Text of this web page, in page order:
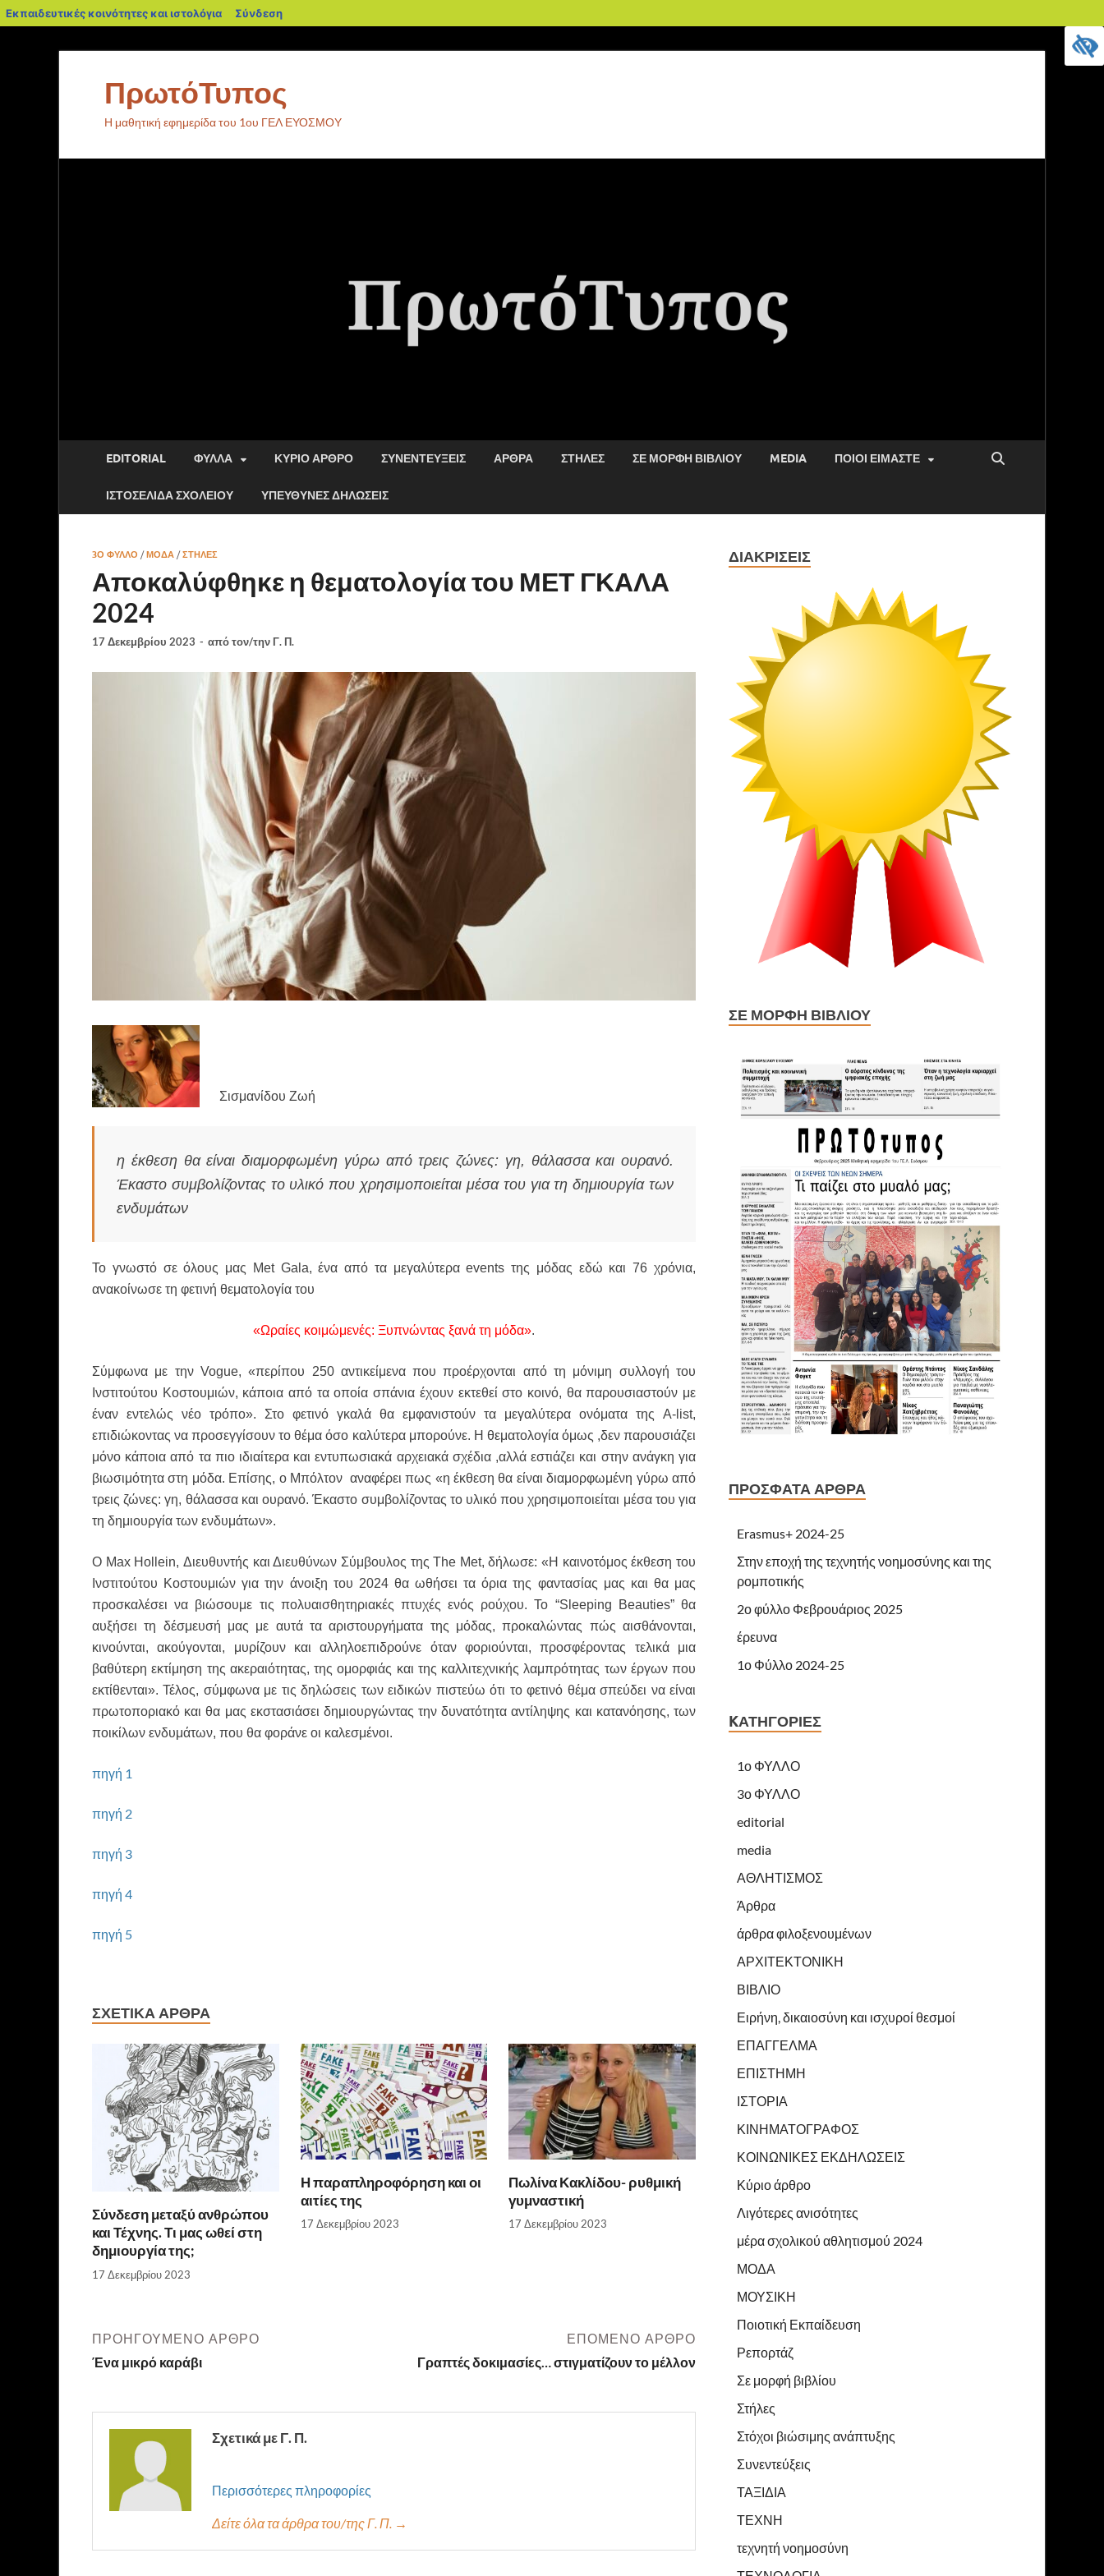
Εκπαιδευτικές κοινότητες και ιστολόγια Σύνδεση
ΠρωτόΤυπος
Η μαθητική εφημερίδα του 1ου ΓΕΛ ΕΥΟΣΜΟΥ
EDITORIAL ΦΎΛΛΑ ΚΎΡΙΟ ΆΡΘΡΟ ΣΥΝΕΝΤΕΎΞΕΙΣ ΆΡΘΡΑ ΣΤΉΛΕΣ ΣΕ ΜΟΡΦΉ ΒΙΒΛΊΟΥ MEDIA ΠΟΙΟΙ ΕΊΜΑΣΤΕ
ΙΣΤΟΣΕΛΊΔΑ ΣΧΟΛΕΊΟΥ ΥΠΕΎΘΥΝΕΣ ΔΗΛΏΣΕΙΣ
3Ο ΦΥΛΛΟ /ΜΟΔΑ /ΣΤΉΛΕΣ
Αποκαλύφθηκε η θεματολογία του ΜΕΤ ΓΚΑΛΑ
2024
17 Δεκεμβρίου 2023 - από τον/την Γ. Π.
Σισμανίδου Ζωή
η έκθεση θα είναι διαμορφωμένη γύρω από τρεις ζώνες: γη, θάλασσα και ουρανό.
Έκαστο συμβολίζοντας το υλικό που χρησιμοποιείται μέσα του για τη δημιουργία των
ενδυμάτων
Το γνωστό σε όλους μας Met Gala, ένα από τα μεγαλύτερα events της μόδας εδώ και 76 χρόνια,
ανακοίνωσε τη φετινή θεματολογία του
«Ωραίες κοιμώμενές: Ξυπνώντας ξανά τη μόδα».
Σύμφωνα με την Vogue, «περίπου 250 αντικείμενα που προέρχονται από τη μόνιμη συλλογή του
Ινστιτούτου Κοστουμιών, κάποια από τα οποία σπάνια έχουν εκτεθεί στο κοινό, θα παρουσιαστούν με
έναν εντελώς νέο τρόπο». Στο φετινό γκαλά θα εμφανιστούν τα μεγαλύτερα ονόματα της A-list,
επιδιώκοντας να προσεγγίσουν το θέμα όσο καλύτερα μπορούνε. Η θεματολογία όμως ,δεν παρουσιάζει
μόνο κάποια από τα πιο ιδιαίτερα και εντυπωσιακά αρχειακά σχέδια ,αλλά εστιάζει και στην ανάγκη για
βιωσιμότητα στη μόδα. Επίσης, ο Μπόλτον αναφέρει πως «η έκθεση θα είναι διαμορφωμένη γύρω από
τρεις ζώνες: γη, θάλασσα και ουρανό. Έκαστο συμβολίζοντας το υλικό που χρησιμοποιείται μέσα του για
τη δημιουργία των ενδυμάτων».
Ο Max Hollein, Διευθυντής και Διευθύνων Σύμβουλος της The Met, δήλωσε: «Η καινοτόμος έκθεση του
Ινστιτούτου Κοστουμιών για την άνοιξη του 2024 θα ωθήσει τα όρια της φαντασίας μας και θα μας
προσκαλέσει να βιώσουμε τις πολυαισθητηριακές πτυχές ενός ρούχου. Το “Sleeping Beauties” θα
αυξήσει τη δέσμευσή μας με αυτά τα αριστουργήματα της μόδας, προκαλώντας πώς αισθάνονται,
κινούνται, ακούγονται, μυρίζουν και αλληλοεπιδρούνε όταν φοριούνται, προσφέροντας τελικά μια
βαθύτερη εκτίμηση της ακεραιότητας, της ομορφιάς και της καλλιτεχνικής λαμπρότητας των έργων που
εκτίθενται». Τέλος, σύμφωνα με τις δηλώσεις των ειδικών πιστεύω ότι το φετινό θέμα σπεύδει να είναι
πρωτοποριακό και θα μας εκστασιάσει δημιουργώντας την δυνατότητα αντίληψης και κατανόησης, των
ποικίλων ενδυμάτων, που θα φοράνε οι καλεσμένοι.
πηγή 1
πηγή 2
πηγή 3
πηγή 4
πηγή 5
ΣΧΕΤΙΚΆ ΆΡΘΡΑ
Σύνδεση μεταξύ ανθρώπου
και Τέχνης. Τι μας ωθεί στη
δημιουργία της;
17 Δεκεμβρίου 2023
Η παραπληροφόρηση και οι
αιτίες της
17 Δεκεμβρίου 2023
Πωλίνα Κακλίδου- ρυθμική
γυμναστική
17 Δεκεμβρίου 2023
ΠΡΟΗΓΟΎΜΕΝΟ ΆΡΘΡΟ
Ένα μικρό καράβι
ΕΠΌΜΕΝΟ ΆΡΘΡΟ
Γραπτές δοκιμασίες… στιγματίζουν το μέλλον
Σχετικά με Γ. Π.
Περισσότερες πληροφορίες
Δείτε όλα τα άρθρα του/της Γ. Π. →
ΔΙΑΚΡΊΣΕΙΣ
ΣΕ ΜΟΡΦΉ ΒΙΒΛΊΟΥ
ΠΡΌΣΦΑΤΑ ΆΡΘΡΑ
Erasmus+ 2024-25
Στην εποχή της τεχνητής νοημοσύνης και της
ρομποτικής
2ο φύλλο Φεβρουάριος 2025
έρευνα
1ο Φύλλο 2024-25
KΑΤΗΓΟΡΊΕΣ
1ο ΦΥΛΛΟ
3ο ΦΥΛΛΟ
editorial
media
ΑΘΛΗΤΙΣΜΟΣ
Άρθρα
άρθρα φιλοξενουμένων
ΑΡΧΙΤΕΚΤΟΝΙΚΗ
ΒΙΒΛΙΟ
Ειρήνη, δικαιοσύνη και ισχυροί θεσμοί
ΕΠΑΓΓΕΛΜΑ
ΕΠΙΣΤΗΜΗ
ΙΣΤΟΡΙΑ
ΚΙΝΗΜΑΤΟΓΡΑΦΟΣ
ΚΟΙΝΩΝΙΚΕΣ ΕΚΔΗΛΩΣΕΙΣ
Κύριο άρθρο
Λιγότερες ανισότητες
μέρα σχολικού αθλητισμού 2024
ΜΟΔΑ
ΜΟΥΣΙΚΗ
Ποιοτική Εκπαίδευση
Ρεπορτάζ
Σε μορφή βιβλίου
Στήλες
Στόχοι βιώσιμης ανάπτυξης
Συνεντεύξεις
ΤΑΞΙΔΙΑ
ΤΕΧΝΗ
τεχνητή νοημοσύνη